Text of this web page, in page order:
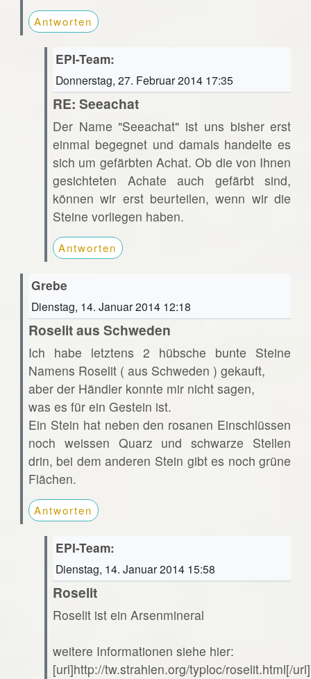
Antworten
EPI-Team:
Donnerstag, 27. Februar 2014 17:35
RE: Seeachat
Der Name "Seeachat" ist uns bisher erst
einmal begegnet und damals handelte es
sich um gefärbten Achat. Ob die von Ihnen
gesichteten Achate auch gefärbt sind,
können wir erst beurteilen, wenn wir die
Steine vorliegen haben.
Antworten
Grebe
Dienstag, 14. Januar 2014 12:18
Roselit aus Schweden
Ich habe letztens 2 hübsche bunte Steine
Namens Roselit ( aus Schweden ) gekauft,
aber der Händler konnte mir nicht sagen,
was es für ein Gestein ist.
Ein Stein hat neben den rosanen Einschlüssen
noch weissen Quarz und schwarze Stellen
drin, bei dem anderen Stein gibt es noch grüne
Flächen.
Antworten
EPI-Team:
Dienstag, 14. Januar 2014 15:58
Roselit
Roselit ist ein Arsenmineral
weitere Informationen siehe hier:
[url]http://tw.strahlen.org/typloc/roselit.html[/url]